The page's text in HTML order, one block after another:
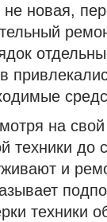
не новая,
на
техники до
и
техники